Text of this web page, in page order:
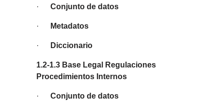
· Conjunto de datos
· Metadatos
· Diccionario
1.2-1.3 Base Legal Regulaciones
Procedimientos Internos
· Conjunto de datos